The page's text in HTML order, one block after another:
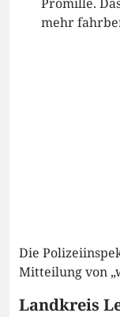
mehr
Die
Mitteilung von
Landkreis